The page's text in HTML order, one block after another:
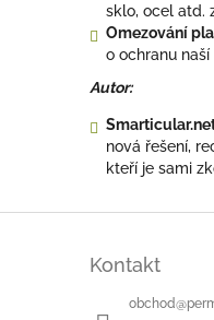
sklo, ocel atd.
Omezování
o ochranu
Autor:
nová řešení,
kteří je sami
Kontakt
obchod@